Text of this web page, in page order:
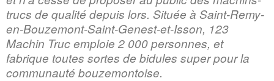
trucs de qualité depuis lors. Située à Saint-Remy-
en-Bouzemont-Saint-Genest-et-Isson, 123
Machin Truc emploie 2 000 personnes, et
fabrique toutes sortes de bidules super pour la
communauté bouzemontoise.